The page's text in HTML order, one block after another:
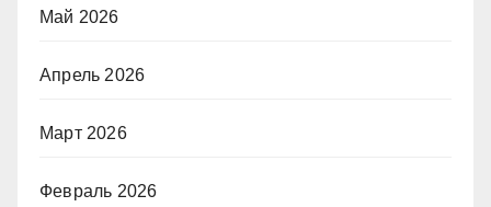
Май 2026
Апрель 2026
Март 2026
Февраль 2026